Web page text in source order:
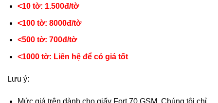
<10 tờ: 1.500đ/tờ
<100 tờ: 8000đ/tờ
<500 tờ: 700đ/tờ
<1000 tờ: Liên hệ để có giá tốt
Lưu ý:
Mức giá trên dành cho giấy Fort 70 GSM. Chúng tôi chỉ